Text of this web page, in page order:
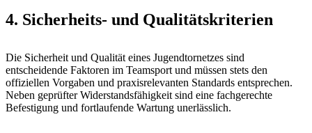
4. Sicherheits- und Qualitätskriterien
Die Sicherheit und Qualität eines Jugendtornetzes sind
entscheidende Faktoren im Teamsport und müssen stets den
offiziellen Vorgaben und praxisrelevanten Standards entsprechen.
Neben geprüfter Widerstandsfähigkeit sind eine fachgerechte
Befestigung und fortlaufende Wartung unerlässlich.